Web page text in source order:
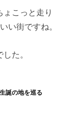
こっと走り
い街ですね。
た。
誕の地を巡る